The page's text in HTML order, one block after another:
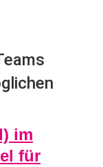
im
für